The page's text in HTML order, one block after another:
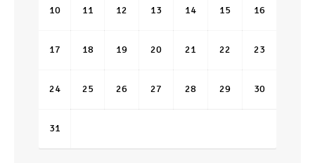
10 11 12 13 14 15 16
17 18 19 20 21 22 23
24 25 26 27 28 29 30
31